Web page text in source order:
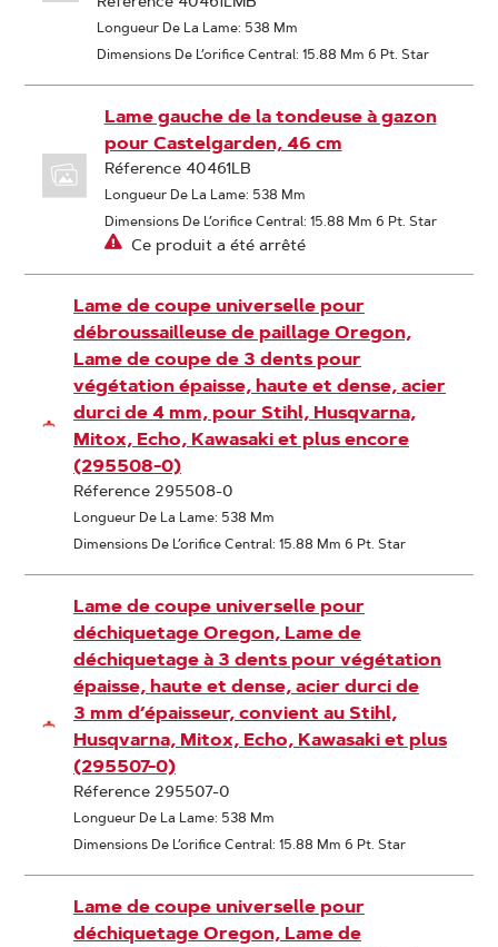
Longueur De La Lame: 538 Mm
Dimensions De L’orifice Central: 15.88 Mm 6 Pt. Star
Lame gauche de la tondeuse à gazon
pour Castelgarden, 46 cm
Réference 40461LB
Longueur De La Lame: 538 Mm
Dimensions De L’orifice Central: 15.88 Mm 6 Pt. Star
Ce produit a été arrêté
Lame de coupe universelle pour
débroussailleuse de paillage Oregon,
Lame de coupe de 3 dents pour
végétation épaisse, haute et dense, acier
durci de 4 mm, pour Stihl, Husqvarna,
Mitox, Echo, Kawasaki et plus encore
(295508-0)
Réference 295508-0
Longueur De La Lame: 538 Mm
Dimensions De L’orifice Central: 15.88 Mm 6 Pt. Star
Lame de coupe universelle pour
déchiquetage Oregon, Lame de
déchiquetage à 3 dents pour végétation
épaisse, haute et dense, acier durci de
3 mm d’épaisseur, convient au Stihl,
Husqvarna, Mitox, Echo, Kawasaki et plus
(295507-0)
Réference 295507-0
Longueur De La Lame: 538 Mm
Dimensions De L’orifice Central: 15.88 Mm 6 Pt. Star
Lame de coupe universelle pour
déchiquetage Oregon, Lame de